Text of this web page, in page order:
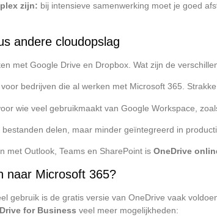
zijn: bij intensieve samenwerking moet je goed
andere cloudopslag
met Google Drive en Dropbox. Wat zijn de
bedrijven die al werken met Microsoft 365.
wie veel gebruikmaakt van Google Workspace,
delen, maar minder geïntegreerd in
met Outlook, Teams en SharePoint is OneDrive
naar Microsoft 365?
gebruik is de gratis versie van OneDrive vaak
for Business veel meer mogelijkheden: